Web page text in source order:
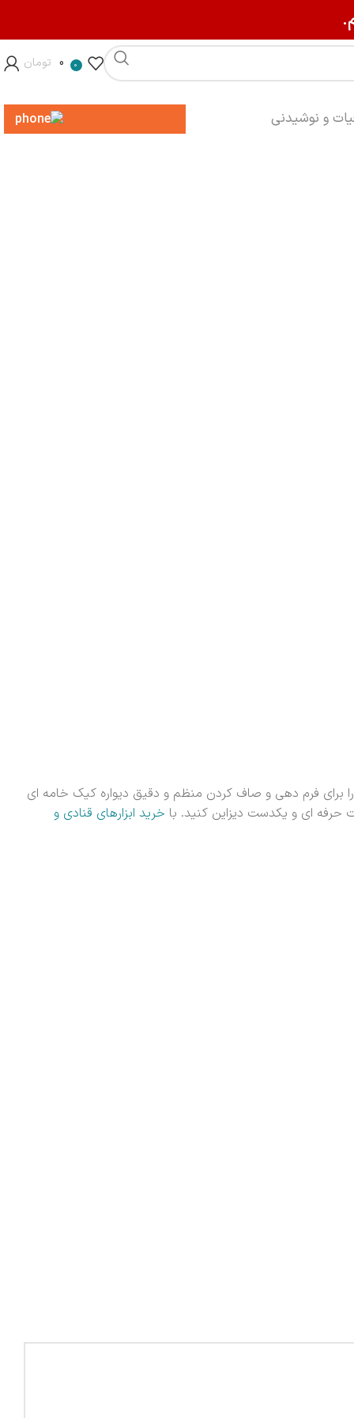
0
0 تومان
و نوشیدنی
کاربردی و حرفه ای موجود در فروشگاه تواناست. پاک کن دور کیک پلاستیکی 16 سانت لبه گرد را برای فرم دهی و صاف کردن منظم و دقیق دیواره کیک خامه ای
حرفه ای و یکدست دیزاین کنید. با خرید ابزارهای قنادی و